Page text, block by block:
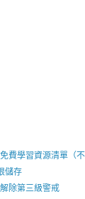
費學習資源清單（
儲存
除第三級警戒